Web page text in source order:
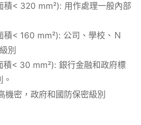
積< 320 mm²): 用作處理一般內部
積< 160 mm²): 公司、學校、Ｎ
別
積< 30 mm²): 銀行金融和政府標
密，政府和國防保密級別